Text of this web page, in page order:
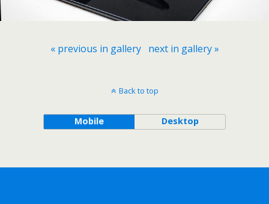
« previous in gallery next in gallery »
Back to top
Mobile Desktop